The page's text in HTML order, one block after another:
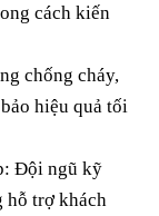
cách kiến
chống cháy,
hiệu quả tối
: Đội ngũ kỹ
hỗ trợ khách